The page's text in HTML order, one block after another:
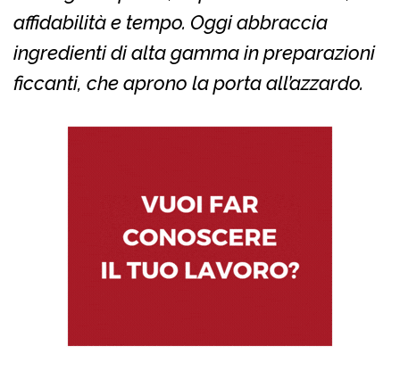
affidabilità e tempo. Oggi abbraccia
ingredienti di alta gamma in preparazioni
ficcanti, che aprono la porta all’azzardo.